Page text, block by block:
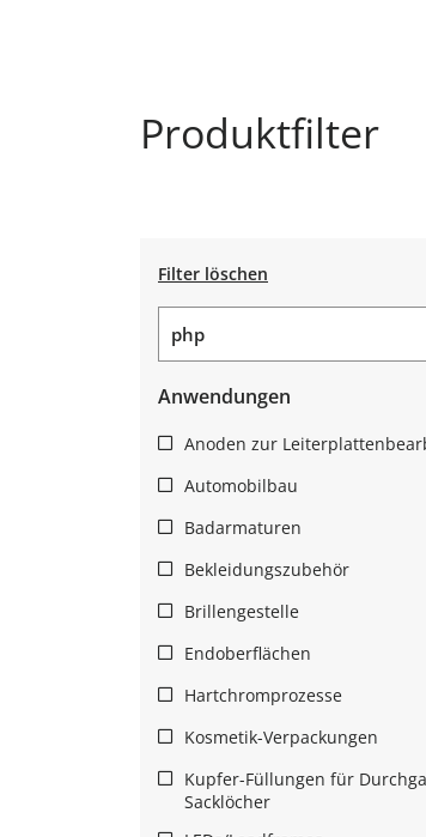
Produktfilter
Filter löschen
Anwendungen
Anoden zur
Automobilbau
Badarmaturen
Bekleidungszubehör
Brillengestelle
Endoberflächen
Hartchromprozesse
Kosmetik-Verpackungen
Kupfer-Füllungen für
Sacklöcher